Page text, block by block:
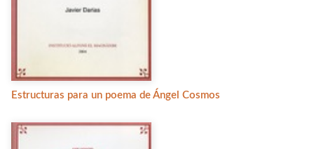
Estructuras para un poema de Ángel Cosmos